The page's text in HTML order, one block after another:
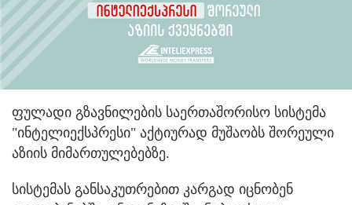
ფულადი გზავნილების საერთაშორისო სისტემა
"ინტელიექსპრესი" აქტიურად მუშაობს შორეული
აზიის მიმართულებებზე.
სისტემას განსაკუთრებით კარგად იცნობენ